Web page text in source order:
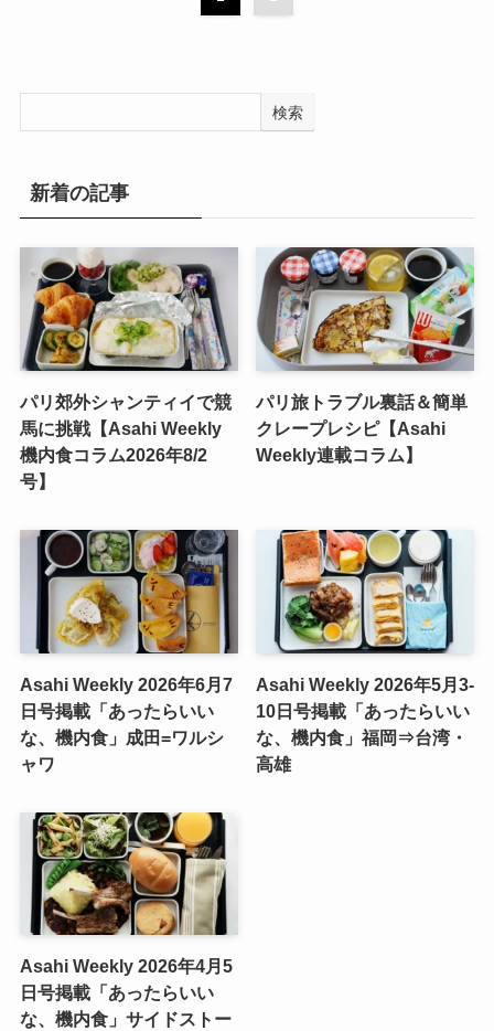
検索
新着の記事
パリ郊外シャンティイで競
馬に挑戦【Asahi Weekly
機内食コラム2026年8/2
号】
パリ旅トラブル裏話＆簡単
クレープレシピ【Asahi
Weekly連載コラム】
Asahi Weekly 2026年6月7
日号掲載「あったらいい
な、機内食」成田=ワルシ
ャワ
Asahi Weekly 2026年5月3-
10日号掲載「あったらいい
な、機内食」福岡⇒台湾・
高雄
Asahi Weekly 2026年4月5
日号掲載「あったらいい
な、機内食」サイドストー